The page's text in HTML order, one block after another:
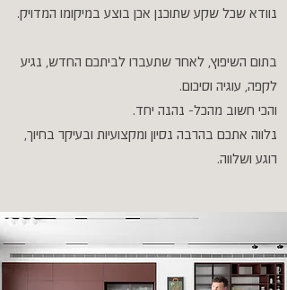
נוודא שכל שקע שתוכנן אכן בוצע במיקומו המדויק.
בתום השיפוץ, לאחר שתעברו לביתכם החדש, נגיע
לקפה, עוגיה וסיכום.
והכי חשוב מהכל- נהנה יחד.
נלווה אתכם בהרבה נסיון ומקצועיות ובעיקר בחיוך,
רוגע ושלווה.